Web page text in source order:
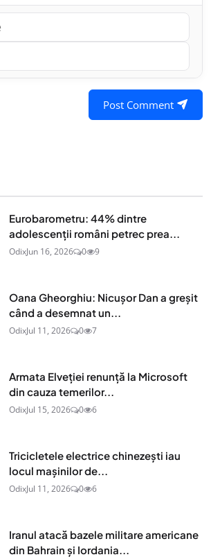
Post Comment
Eurobarometru: 44% dintre
adolescenţii români petrec prea...
OdixJun 16, 2026 0 9
Oana Gheorghiu: Nicușor Dan a greșit
când a desemnat un...
OdixJul 11, 2026 0 7
Armata Elveției renunță la Microsoft
din cauza temerilor...
OdixJul 15, 2026 0 6
Tricicletele electrice chinezești iau
locul mașinilor de...
OdixJul 11, 2026 0 6
Iranul atacă bazele militare americane
din Bahrain și Iordania...